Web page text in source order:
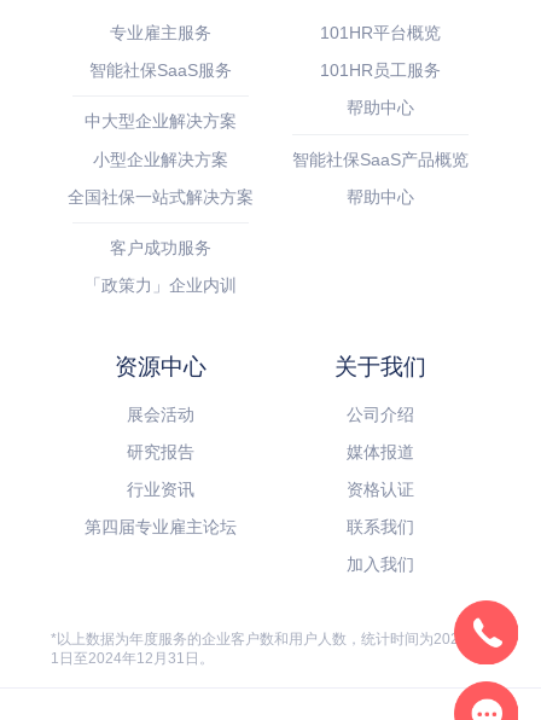
专业雇主服务
智能社保SaaS服务
中大型企业解决方案
小型企业解决方案
全国社保一站式解决方案
客户成功服务
「政策力」企业内训
101HR平台概览
101HR员工服务
帮助中心
智能社保SaaS产品概览
帮助中心
资源中心
展会活动
研究报告
行业资讯
第四届专业雇主论坛
关于我们
公司介绍
媒体报道
资格认证
联系我们
加入我们
*以上数据为年度服务的企业客户数和用户人数，统计时间为2024年1月
1日至2024年12月31日。